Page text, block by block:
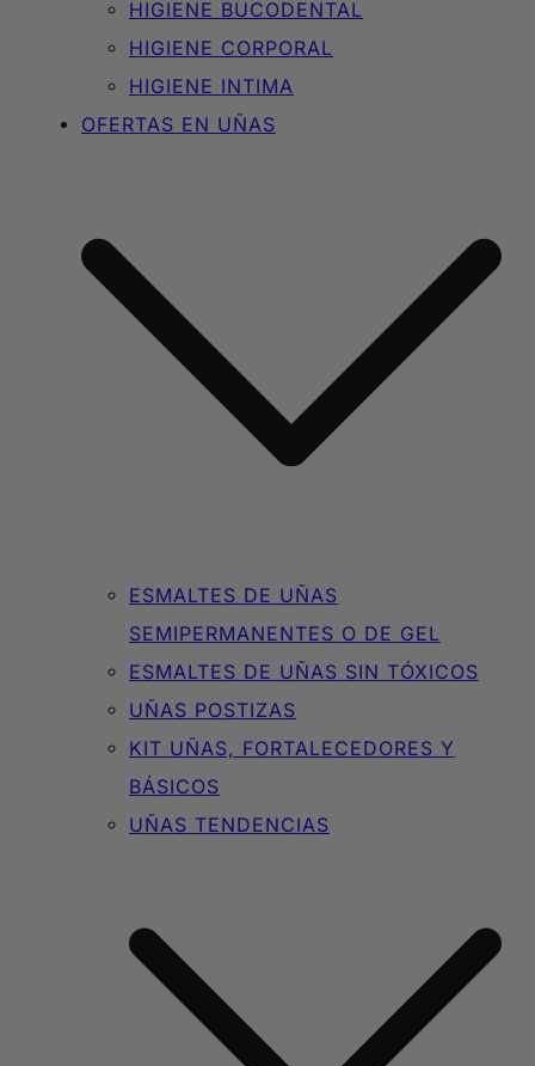
HIGIENE BUCODENTAL
HIGIENE CORPORAL
HIGIENE INTIMA
OFERTAS EN UÑAS
ESMALTES DE UÑAS
SEMIPERMANENTES O DE GEL
ESMALTES DE UÑAS SIN TÓXICOS
UÑAS POSTIZAS
KIT UÑAS, FORTALECEDORES Y
BÁSICOS
UÑAS TENDENCIAS